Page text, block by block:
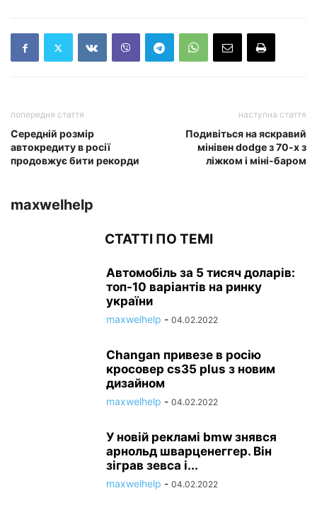
попередня стаття
Середній розмір
автокредиту в росії
продовжує бити рекорди
наступна стаття
Подивіться на яскравий
мінівен dodge з 70-х з
ліжком і міні-баром
maxwelhelp
СТАТТІ ПО ТЕМІ
Автомобіль за 5 тисяч доларів:
топ-10 варіантів на ринку
україни
maxwelhelp - 04.02.2022
Changan привезе в росію
кросовер cs35 plus з новим
дизайном
maxwelhelp - 04.02.2022
У новій рекламі bmw знявся
арнольд шварценеггер. Він
зіграв зевса і...
maxwelhelp - 04.02.2022